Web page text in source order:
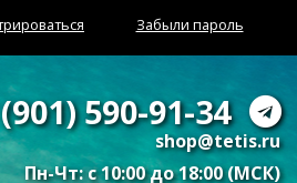
Забыли пароль
590-91-34
shop@tetis.ru
Пн-Чт: с 10:00 до 18:00 (МСК)